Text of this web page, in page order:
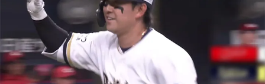
日程・結果
順位表･成績
1軍公式戦
選手名鑑